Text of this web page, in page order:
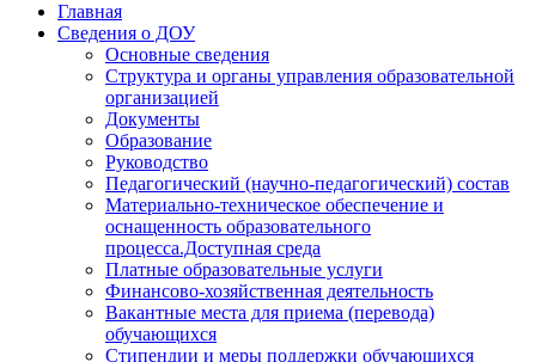
Главная
Сведения о ДОУ
Основные сведения
Структура и органы управления образовательной
организацией
Документы
Образование
Руководство
Педагогический (научно-педагогический) состав
Материально-техническое обеспечение и
оснащенность образовательного
процесса.Доступная среда
Платные образовательные услуги
Финансово-хозяйственная деятельность
Вакантные места для приема (перевода)
обучающихся
Стипендии и меры поддержки обучающихся